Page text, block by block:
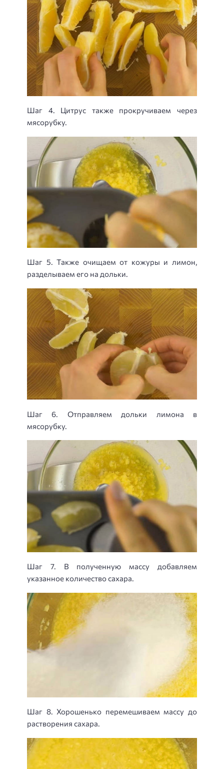
Шаг 4. Цитрус также прокручиваем через
мясорубку.
Шаг 5. Также очищаем от кожуры и лимон,
разделываем его на дольки.
Шаг 6. Отправляем дольки лимона в
мясорубку.
Шаг 7. В полученную массу добавляем
указанное количество сахара.
Шаг 8. Хорошенько перемешиваем массу до
растворения сахара.